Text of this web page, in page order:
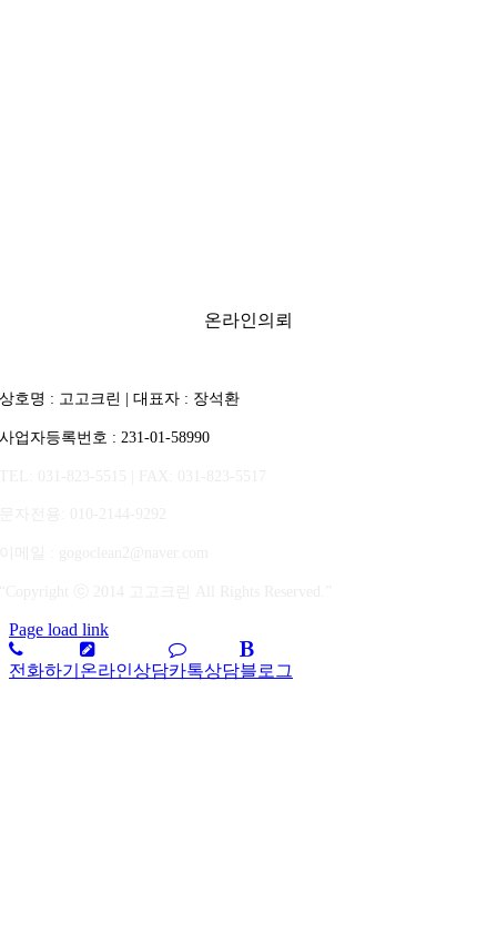
온라인의뢰
상호명 : 고고크린 | 대표자 : 장석환
사업자등록번호 : 231-01-58990
Page load link
전화하기 온라인상담카톡상담블로그